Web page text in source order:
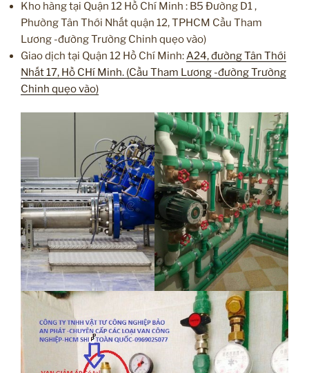
Kho hàng tại Quận 12 Hồ Chí Minh : B5 Đường D1 ,
Phường Tân Thới Nhất quận 12, TPHCM Cầu Tham
Lương -đường Trường Chinh quẹo vào)
Giao dịch tại Quận 12 Hồ Chí Minh: A24, đường Tân Thới
Nhất 17, Hồ CHí Minh. (Cầu Tham Lương -đường Trường
Chinh quẹo vào)